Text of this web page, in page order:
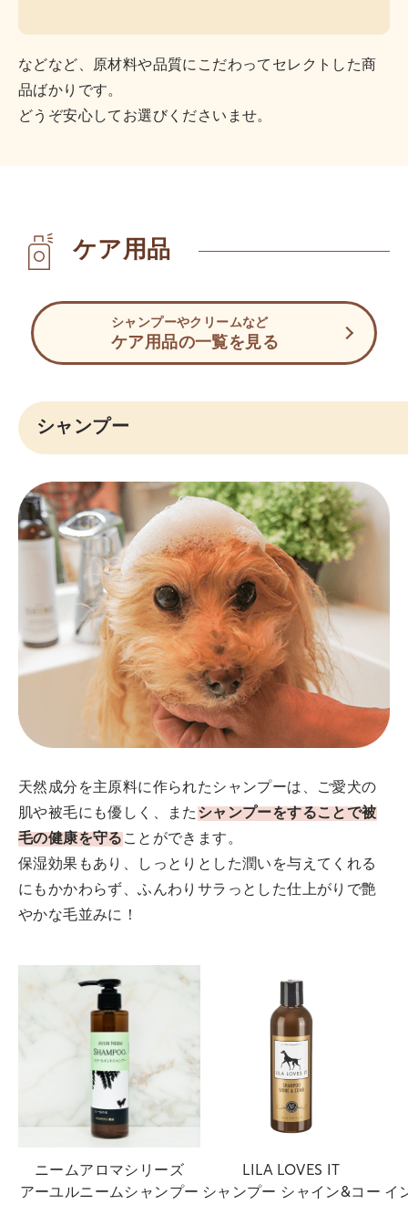
などなど、原材料や品質にこだわってセレクトした商
品ばかりです。
どうぞ安心してお選びくださいませ。
ケア用品
シャンプーやクリームなど
ケア用品の一覧を見る
シャンプー
天然成分を主原料に作られたシャンプーは、ご愛犬の
肌や被毛にも優しく、また シャンプーをすることで被
毛の健康を守る ことができます。
保湿効果もあり、しっとりとした潤いを与えてくれる
にもかかわらず、ふんわりサラっとした仕上がりで艶
やかな毛並みに！
ニームアロマシリーズ
アーユルニームシャンプー
LILA LOVES IT
シャンプー シャイン&コー イ